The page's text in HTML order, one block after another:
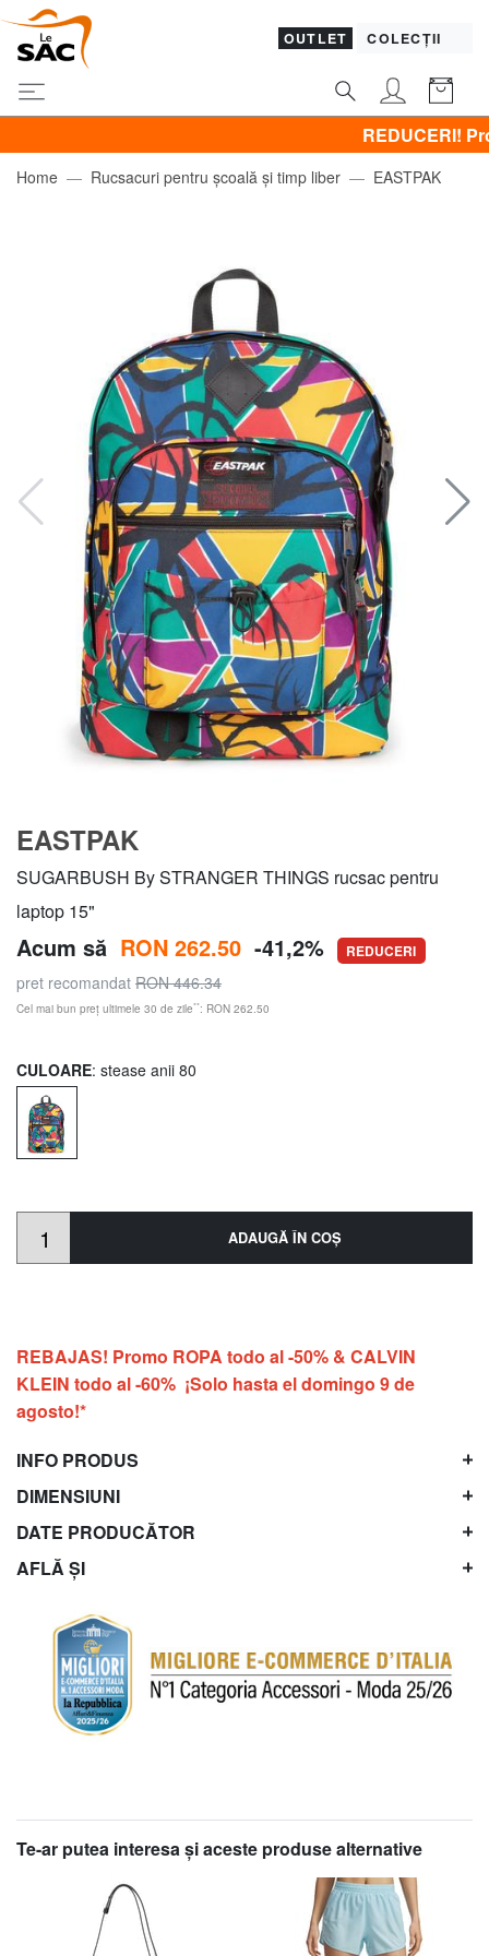
OUTLET COLECȚII
REDUCERI!
Home Rucsacuri pentru școală și timp liber EASTPAK
EASTPAK
SUGARBUSH By STRANGER THINGS rucsac pentru
laptop 15"
Acum să RON 262.50 -41,2% REDUCERI
pret recomandat RON 446.34
Cel mai bun preț ultimele 30 de zile**: RON 262.50
CULOARE: stease anii 80
ADAUGĂ ÎN COŞ
REBAJAS! Promo ROPA todo al -50% & CALVIN
KLEIN todo al -60% ¡Solo hasta el domingo 9 de
agosto!*
INFO PRODUS
DIMENSIUNI
DATE PRODUCĂTOR
AFLĂ ȘI
Te-ar putea interesa şi aceste produse alternative